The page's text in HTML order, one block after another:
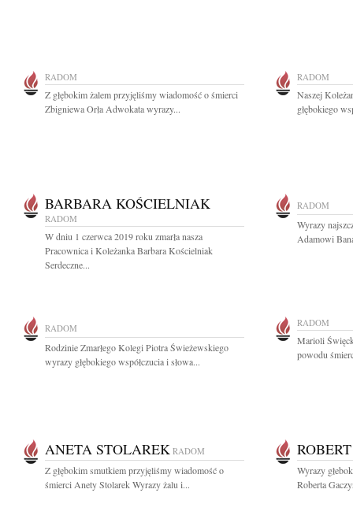
RADOM
Z głębokim żalem przyjęliśmy wiadomość o śmierci
Zbigniewa Orła Adwokata wyrazy...
RADOM
Naszej
głębokiego
BARBARA KOŚCIELNIAK
RADOM
W dniu 1 czerwca 2019 roku zmarła nasza
Pracownica i Koleżanka Barbara Kościelniak
Serdeczne...
RADOM
Wyrazy
Adamowi
RADOM
Rodzinie Zmarłego Kolegi Piotra Świeżewskiego
wyrazy głębokiego współczucia i słowa...
RADOM
Marioli
powodu
ANETA STOLAREK RADOM
Z głębokim smutkiem przyjęliśmy wiadomość o
śmierci Anety Stolarek Wyrazy żalu i...
Wyrazy
Roberta